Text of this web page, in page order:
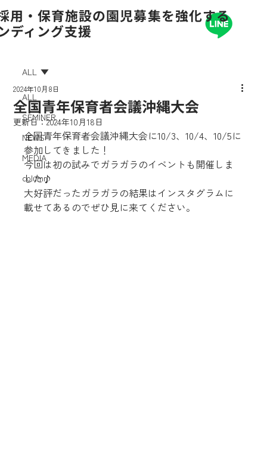
用・保育施設の園児募集を強化する
ディング支援
ALL
SEMINER
NEWS
MEDIA
column
ALL
全国青年保育者会議沖縄大会
2024年10月8日
更新日：2024年10月18日
全国青年保育者会議沖縄大会に10/3、10/4、10/5に
参加してきました！
今回は初の試みでガラガラのイベントも開催しま
した♪
大好評だったガラガラの結果はインスタグラムに
載せてあるのでぜひ見に来てください。